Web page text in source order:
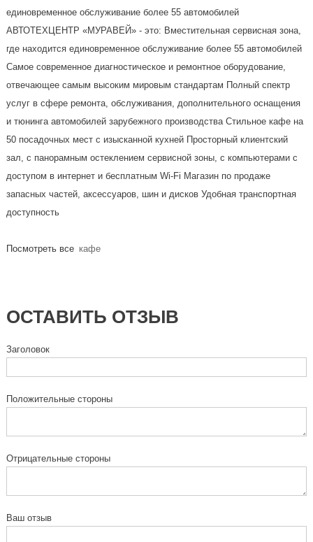
единовременное обслуживание более 55 автомобилей
АВТОТЕХЦЕНТР «МУРАВЕЙ» - это: Вместительная сервисная зона,
где находится единовременное обслуживание более 55 автомобилей
Самое современное диагностическое и ремонтное оборудование,
отвечающее самым высоким мировым стандартам Полный спектр
услуг в сфере ремонта, обслуживания, дополнительного оснащения
и тюнинга автомобилей зарубежного производства Стильное кафе на
50 посадочных мест с изысканной кухней Просторный клиентский
зал, с панорамным остеклением сервисной зоны, с компьютерами с
доступом в интернет и бесплатным Wi-Fi Магазин по продаже
запасных частей, аксессуаров, шин и дисков Удобная транспортная
доступность
Посмотреть все кафе
ОСТАВИТЬ ОТЗЫВ
Заголовок
Положительные стороны
Отрицательные стороны
Ваш отзыв